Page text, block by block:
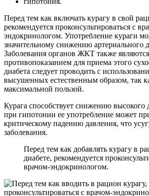
Перед тем как включать курагу в свой
рекомендуется проконсультироваться с
эндокринологом. Употребление кураги
значительному снижению артериального
Заболевания органов ЖКТ также являются
противопоказанием для приема этого
диабета следует проводить с
высушенных естественным образом, так
максимальной пользой.
Курага способствует снижению высокого
при гипотонии ее употребление может
критическому падению давления, что
заболевания.
Перед тем как добавлять курагу в
диабете, рекомендуется
врачом-эндокринологом.